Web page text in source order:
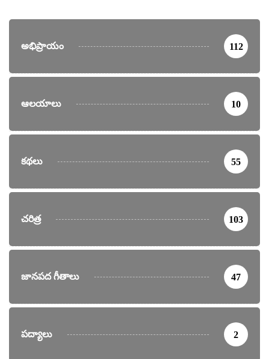
అభిప్రాయం 112
ఆలయాలు 10
కథలు 55
చరిత్ర 103
జానపద గీతాలు 47
పద్యాలు 2